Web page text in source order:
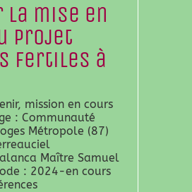
la mise en
projet
Fertiles à
mission en cours
: Communauté
Métropole (87)
Maître Samuel
: 2024-en cours